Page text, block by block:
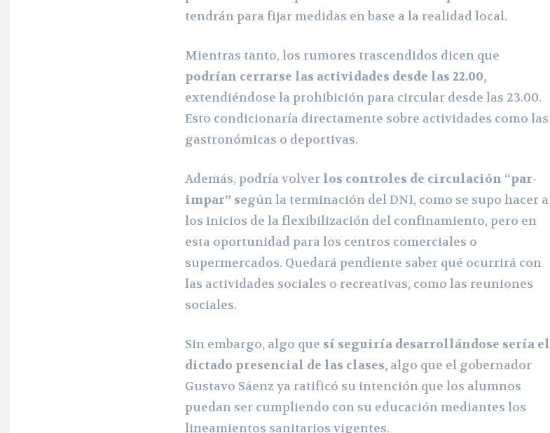
tendrán para fijar medidas en base a la realidad local.
Mientras tanto, los rumores trascendidos dicen que
podrían cerrarse las actividades desde las 22.00,
extendiéndose la prohibición para circular desde las 23.00.
Esto condicionaría directamente sobre actividades como las
gastronómicas o deportivas.
Además, podría volver los controles de circulación “par-
impar” según la terminación del DNI, como se supo hacer a
los inicios de la flexibilización del confinamiento, pero en
esta oportunidad para los centros comerciales o
supermercados. Quedará pendiente saber qué ocurrirá con
las actividades sociales o recreativas, como las reuniones
sociales.
Sin embargo, algo que sí seguiría desarrollándose sería el
dictado presencial de las clases, algo que el gobernador
Gustavo Sáenz ya ratificó su intención que los alumnos
puedan ser cumpliendo con su educación mediantes los
lineamientos sanitarios vigentes.